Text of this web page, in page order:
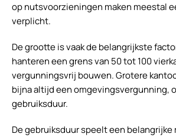
op nutsvoorzieningen maken meestal
verplicht.
De grootte is vaak de belangrijkste
hanteren een grens van 50 tot 100
vergunningsvrij bouwen. Grotere
bijna altijd een omgevingsvergunning,
gebruiksduur.
De gebruiksduur speelt een belangrijke